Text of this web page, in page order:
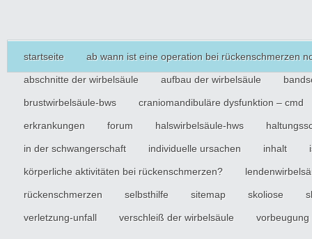
startseite ab wann ist eine operation bei rückenschmerzen
abschnitte der wirbelsäule aufbau der wirbelsäule
brustwirbelsäule-bws craniomandibuläre dysfunktion – cmd
erkrankungen forum halswirbelsäule-hws
in der schwangerschaft individuelle ursachen inhalt
körperliche aktivitäten bei rückenschmerzen?
rückenschmerzen selbsthilfe sitemap skoliose
verletzung-unfall verschleiß der wirbelsäule vorbeugung